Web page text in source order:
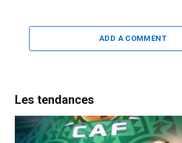
ADD A COMMENT
Les tendances